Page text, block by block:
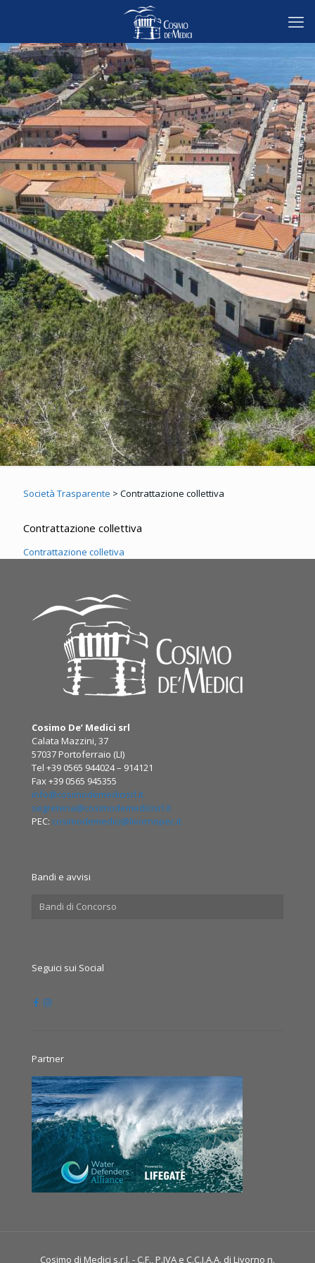
Società Trasparente > Contrattazione collettiva
Contrattazione collettiva
Contrattazione colletiva
Cosimo De’ Medici srl
Calata Mazzini, 37
57037 Portoferraio (LI)
Tel +39 0565 944024 – 914121
Fax +39 0565 945355
info@cosimodemedicisrl.it
segreteria@cosimodemedicisrl.it
PEC: cosimodemedici@livornopec.it
Bandi e avvisi
Bandi di Concorso
Seguici sui Social
Partner
Cosimo di Medici s.r.l. - C.F., P.IVA e C.C.I.A.A. di Livorno n.